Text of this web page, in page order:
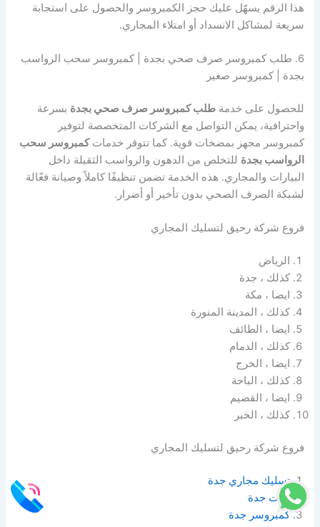
هذا الرقم يسهّل عليك حجز الكمبروسر والحصول على استجابة
سريعة لمشاكل الانسداد أو امتلاء المجاري.
6. طلب كمبروسر صرف صحي بجدة | كمبروسر سحب الرواسب
بجدة | كمبروسر صغير
للحصول على خدمةطلب كمبروسر صرف صحي بجدة بسرعة
واحترافية، يمكن التواصل مع الشركات المتخصصة لتوفير
كمبروسر مجهز بمضخات قوية. كما تتوفر خدماتكمبروسر سحب
الرواسب بجدة للتخلص من الدهون والرواسب الثقيلة داخل
البيارات والمجاري. هذه الخدمة تضمن تنظيفًا كاملاً وصيانة فعّالة
لشبكة الصرف الصحي بدون تأخير أو أضرار.
فروع شركة رحيق لتسليك المجاري
الرياض
كذلك ، جدة
ايضا ، مكة
كذلك ، المدينة المنورة
ايضا ، الطائف
كذلك ، الدمام
ايضا ، الخرج
كذلك ، الباحة
ايضا ، القصيم
كذلك ، الخبر
فروع شركة رحيق لتسليك المجاري
تسليك مجاري جدة
وايت جدة
كمبروسر جدة